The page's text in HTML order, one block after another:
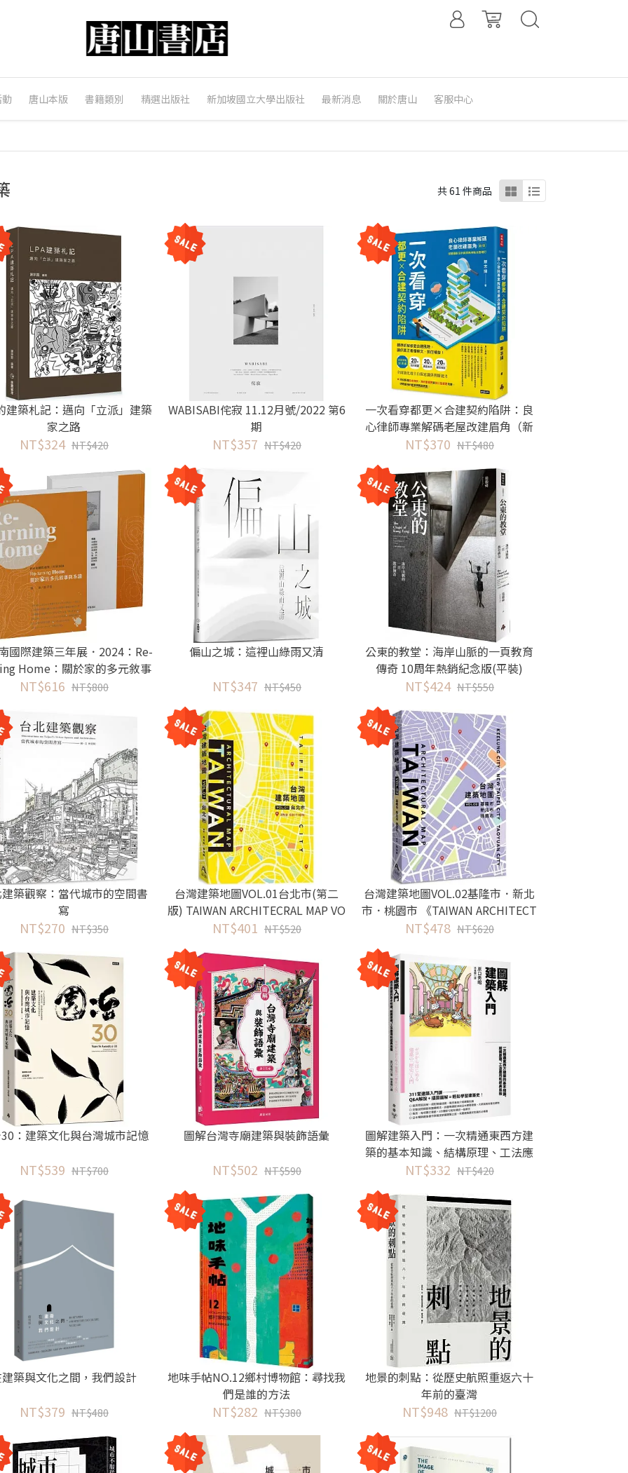
唐山本版 書籍類別 精選出版社 新加坡國立大學出版社 最新消息 關於唐山 客服中心
共 61 件商品
建築札記：邁向「立派」建築
家之路
NT$324 NT$420
WABISABI侘寂 11.12月號/2022 第6
期
NT$357 NT$420
一次看穿都更×合建契約陷阱：良
心律師專業解碼老屋改建眉角（新
版）
NT$370 NT$480
國際建築三年展．2024：Re-
Home：關於家的多元敘事
與系譜
NT$616 NT$800
偏山之城：這裡山綠雨又清
NT$347 NT$450
公東的教堂：海岸山脈的一頁教育
傳奇 10周年熱銷紀念版(平裝)
NT$424 NT$550
築觀察：當代城市的空間書
寫
NT$270 NT$350
台灣建築地圖VOL.01台北市(第二
版) TAIWAN ARCHITECRAL MAP VO
L.01 TAIPEI CITY. 2ND EDITION
NT$401 NT$520
台灣建築地圖VOL.02基隆市．新北
市．桃園市 《TAIWAN ARCHITECT
URAL MAP》VOL.02: KEELUNG CIT
Y
NT$478 NT$620
：建築文化與台灣城市記憶
NT$539 NT$700
圖解台灣寺廟建築與裝飾語彙
NT$502 NT$590
圖解建築入門：一次精通東西方建
築的基本知識、結構原理、工法應
用和經典風格
NT$332 NT$420
築與文化之間，我們設計
NT$379 NT$480
地味手帖NO.12鄉村博物館：尋找我
們是誰的方法
NT$282 NT$380
地景的刺點：從歷史航照重返六十
年前的臺灣
NT$948 NT$1200